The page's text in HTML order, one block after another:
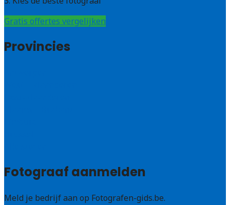
Gratis offertes vergelijken
Provincies
Fotograaf aanmelden
Meld je bedrijf aan op Fotografen-gids.be.